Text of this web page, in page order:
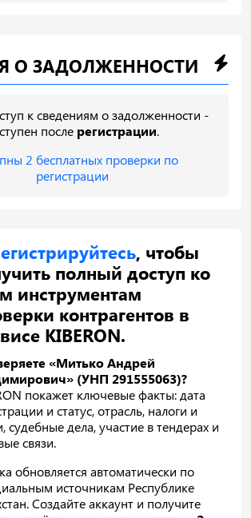
О ЗАДОЛЖЕННОСТИ
к сведениям о задолженности -
после регистрации.
2 бесплатных проверки по
регистрации
, чтобы
полный доступ ко
инструментам
контрагентов в
KIBERON.
«Митько Андрей
(УНП 291555063)?
покажет ключевые факты: дата
и статус, отрасль, налоги и
судебные дела, участие в тендерах и
связи.
обновляется автоматически по
источникам Республике
Создайте аккаунт и получите